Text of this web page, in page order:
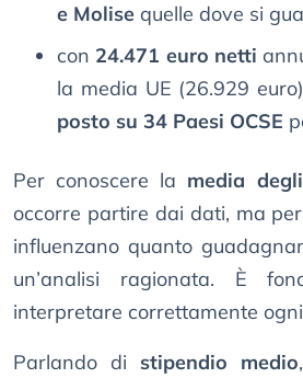
e Molise quelle dove si
con 24.471 euro netti
la media UE (26.929
posto su 34 Paesi OCSE
Per conoscere la media
occorre partire dai dati, ma
influenzano quanto
un’analisi ragionata. È
interpretare correttamente
Parlando di stipendio medio